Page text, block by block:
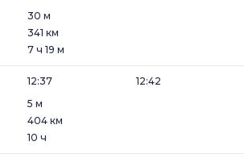
30 м
341 км
7 ч 19 м
12:37
5 м
12:42
404 км
10 ч